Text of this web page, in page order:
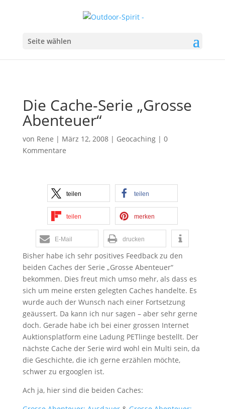
Seite wählen
Die Cache-Serie „Grosse
Abenteuer“
von Rene | März 12, 2008| Geocaching| 0
Kommentare
teilen teilen
teilen merken
E-Mail drucken
Bisher habe ich sehr positives Feedback zu den
beiden Caches der Serie „Grosse Abenteuer“
bekommen. Dies freut mich umso mehr, als dass es
sich um meine ersten gelegten Caches handelte. Es
wurde auch der Wunsch nach einer Fortsetzung
geäussert. Da kann ich nur sagen – aber sehr gerne
doch. Gerade habe ich bei einer grossen Internet
Auktionsplatform eine Ladung PETlinge bestellt. Der
nächste Cache der Serie wird wohl ein Multi sein, da
die Geschichte, die ich gerne erzählen möchte,
schwer zu ergooglen ist.
Ach ja, hier sind die beiden Caches: